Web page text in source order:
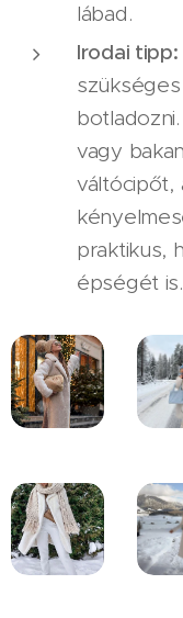
lábad.
Irodai tipp:
vagy
váltócipőt,
praktikus,
épségét is.